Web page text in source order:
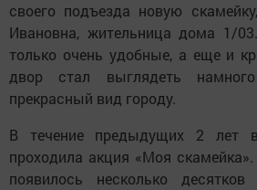
своего подъезда новую
Ивановна, жительница дома 1/
только очень удобные, а еще и
двор стал выглядеть
прекрасный вид городу.
В течение предыдущих 2 лет
проходила акция «Моя
появилось несколько